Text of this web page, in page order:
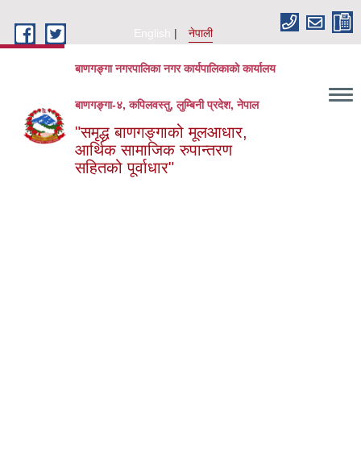
English
नेपाली
बाणगङ्गा नगरपालिका नगर कार्यपालिकाको कार्यालय
बाणगङ्गा-४, कपिलवस्तु, लुम्बिनी प्रदेश, नेपाल
"समृद्ध बाणगङ्गाको मूलआधार,
आर्थिक सामाजिक रुपान्तरण
सहितको पूर्वाधार"